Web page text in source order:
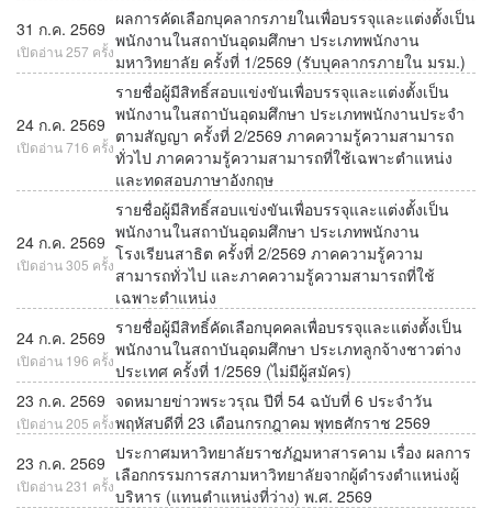
31 ก.ค. 2569
เปิดอ่าน 257 ครั้ง
ผลการคัดเลือกบุคลากรภายในเพื่อบรรจุและแต่งตั้งเป็น
พนักงานในสถาบันอุดมศึกษา ประเภทพนักงาน
มหาวิทยาลัย ครั้งที่ 1/2569 (รับบุคลากรภายใน มรม.)
24 ก.ค. 2569
เปิดอ่าน 716 ครั้ง
รายชื่อผู้มีสิทธิ์สอบแข่งขันเพื่อบรรจุและแต่งตั้งเป็น
พนักงานในสถาบันอุดมศึกษา ประเภทพนักงานประจำ
ตามสัญญา ครั้งที่ 2/2569 ภาคความรู้ความสามารถ
ทั่วไป ภาคความรู้ความสามารถที่ใช้เฉพาะตำแหน่ง
และทดสอบภาษาอังกฤษ
24 ก.ค. 2569
เปิดอ่าน 305 ครั้ง
รายชื่อผู้มีสิทธิ์สอบแข่งขันเพื่อบรรจุและแต่งตั้งเป็น
พนักงานในสถาบันอุดมศึกษา ประเภทพนักงาน
โรงเรียนสาธิต ครั้งที่ 2/2569 ภาคความรู้ความ
สามารถทั่วไป และภาคความรู้ความสามารถที่ใช้
เฉพาะตำแหน่ง
24 ก.ค. 2569
เปิดอ่าน 196 ครั้ง
รายชื่อผู้มีสิทธิ์คัดเลือกบุคคลเพื่อบรรจุและแต่งตั้งเป็น
พนักงานในสถาบันอุดมศึกษา ประเภทลูกจ้างชาวต่าง
ประเทศ ครั้งที่ 1/2569 (ไม่มีผู้สมัคร)
23 ก.ค. 2569
เปิดอ่าน 205 ครั้ง
จดหมายข่าวพระวรุณ ปีที่ 54 ฉบับที่ 6 ประจำวัน
พฤหัสบดีที่ 23 เดือนกรกฎาคม พุทธศักราช 2569
23 ก.ค. 2569
เปิดอ่าน 231 ครั้ง
ประกาศมหาวิทยาลัยราชภัฏมหาสารคาม เรื่อง ผลการ
เลือกกรรมการสภามหาวิทยาลัยจากผู้ดำรงตำแหน่งผู้
บริหาร (แทนตำแหน่งที่ว่าง) พ.ศ. 2569